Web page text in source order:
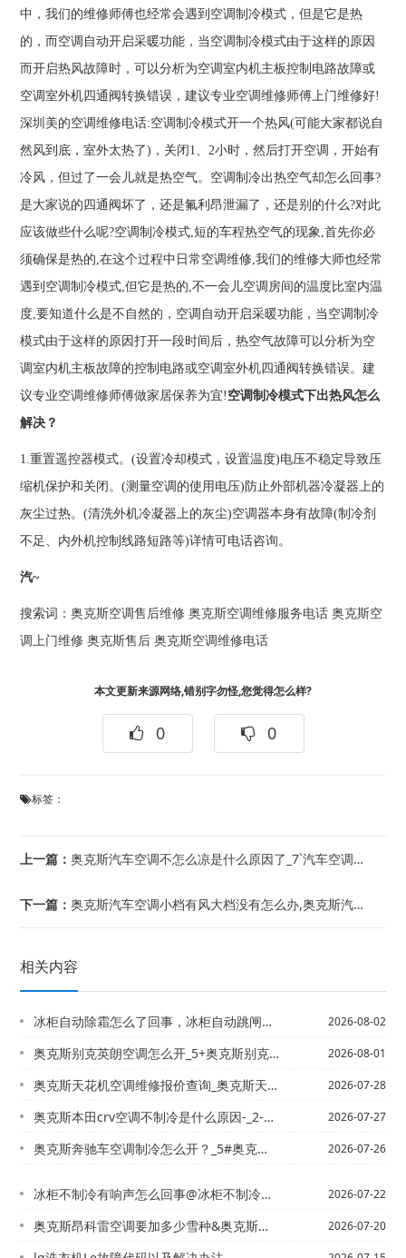
中，我们的维修师傅也经常会遇到空调制冷模式，但是它是热
的，而空调自动开启采暖功能，当空调制冷模式由于这样的原因
而开启热风故障时，可以分析为空调室内机主板控制电路故障或
空调室外机四通阀转换错误，建议专业空调维修师傅上门维修好!
深圳美的空调维修电话:空调制冷模式开一个热风(可能大家都说自
然风到底，室外太热了)，关闭1、2小时，然后打开空调，开始有
冷风，但过了一会儿就是热空气。空调制冷出热空气却怎么回事?
是大家说的四通阀坏了，还是氟利昂泄漏了，还是别的什么?对此
应该做些什么呢?空调制冷模式,短的车程热空气的现象,首先你必
须确保是热的,在这个过程中日常空调维修,我们的维修大师也经常
遇到空调制冷模式,但它是热的,不一会儿空调房间的温度比室内温
度,要知道什么是不自然的，空调自动开启采暖功能，当空调制冷
模式由于这样的原因打开一段时间后，热空气故障可以分析为空
调室内机主板故障的控制电路或空调室外机四通阀转换错误。建
议专业空调维修师傅做家居保养为宜! 空调制冷模式下出热风怎么
解决？
1.重置遥控器模式。(设置冷却模式，设置温度)电压不稳定导致压
缩机保护和关闭。(测量空调的使用电压)防止外部机器冷凝器上的
灰尘过热。(清洗外机冷凝器上的灰尘)空调器本身有故障(制冷剂
不足、内外机控制线路短路等)详情可电话咨询。
汽~
搜索词：奥克斯空调售后维修 奥克斯空调维修服务电话 奥克斯空
调上门维修 奥克斯售后 奥克斯空调维修电话
本文更新来源网络,错别字勿怪,您觉得怎么样?
0 0
标签：
上一篇：奥克斯汽车空调不怎么凉是什么原因了_7`汽车空调不制冷，打开总是热风怎么办？_4
下一篇：奥克斯汽车空调小档有风大档没有怎么办,奥克斯汽车空调雪种储存在哪里_5
相关内容
冰柜自动除霜怎么了回事，冰柜自动跳闸什么原因 2026-08-02
奥克斯别克英朗空调怎么开_5+奥克斯别克英朗空调怎么开_9 2026-08-01
奥克斯天花机空调维修报价查询_奥克斯天花机空调维修报价查询电话最新标准 2026-07-28
奥克斯本田crv空调不制冷是什么原因-_2-奥克斯本田crv空调高低压多正常就是... 2026-07-27
奥克斯奔驰车空调制冷怎么开？_5#奥克斯奔驰空调怎么开？_10 2026-07-26
冰柜不制冷有响声怎么回事@冰柜不制冷有油味怎么回事 2026-07-22
奥克斯昂科雷空调要加多少雪种&奥克斯昂克赛拉的空调怎么开 2026-07-20